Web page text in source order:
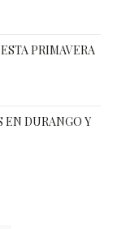
PRIMAVERA
EN DURANGO Y